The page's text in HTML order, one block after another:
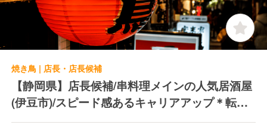
焼き鳥 | 店長・店長候補
【静岡県】店長候補/串料理メインの人気居酒屋
(伊豆市)/スピード感あるキャリアアップ＊転居
費用負担＊独立支援制度あり